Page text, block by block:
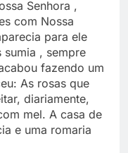
Senhora ,
com Nossa
para ele
, sempre
fazendo um
As rosas que
diariamente,
mel. A casa de
e uma romaria